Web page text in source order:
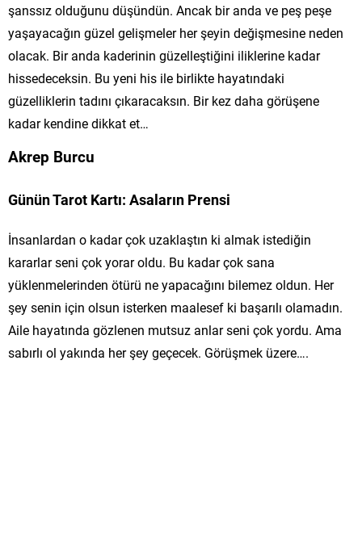
şanssız olduğunu düşündün. Ancak bir anda ve peş peşe
yaşayacağın güzel gelişmeler her şeyin değişmesine neden
olacak. Bir anda kaderinin güzelleştiğini iliklerine kadar
hissedeceksin. Bu yeni his ile birlikte hayatındaki
güzelliklerin tadını çıkaracaksın. Bir kez daha görüşene
kadar kendine dikkat et…
Akrep Burcu
Günün Tarot Kartı: Asaların Prensi
İnsanlardan o kadar çok uzaklaştın ki almak istediğin
kararlar seni çok yorar oldu. Bu kadar çok sana
yüklenmelerinden ötürü ne yapacağını bilemez oldun. Her
şey senin için olsun isterken maalesef ki başarılı olamadın.
Aile hayatında gözlenen mutsuz anlar seni çok yordu. Ama
sabırlı ol yakında her şey geçecek. Görüşmek üzere….